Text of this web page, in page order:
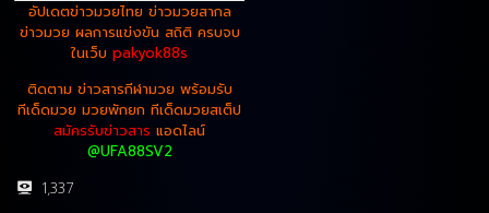
อัปเดตข่าวมวยไทย ข่าวมวยสากล
ข่าวมวย ผลการแข่งขัน สถิติ ครบจบ
ในเว็บ pakyok88s
ติดตาม ข่าวสารกีฬามวย พร้อมรับ
ทีเด็ดมวย มวยพักยก ทีเด็ดมวยสเต็ป
สมัครรับข่าวสาร แอดไลน์
@UFA88SV2
1,337